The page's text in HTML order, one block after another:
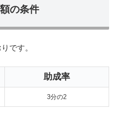
の条件
です。
助成率
3分の2